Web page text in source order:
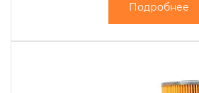
Подробнее